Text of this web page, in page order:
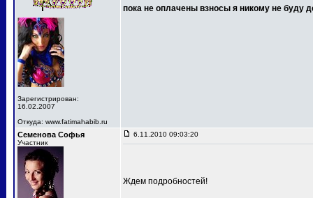
Зарегистрирован:
16.02.2007
Откуда: www.fatimahabib.ru
пока не оплачены взносы я никому не буду
Семенова Софья
Участник
6.11.2010 09:03:20
Ждем подробностей!